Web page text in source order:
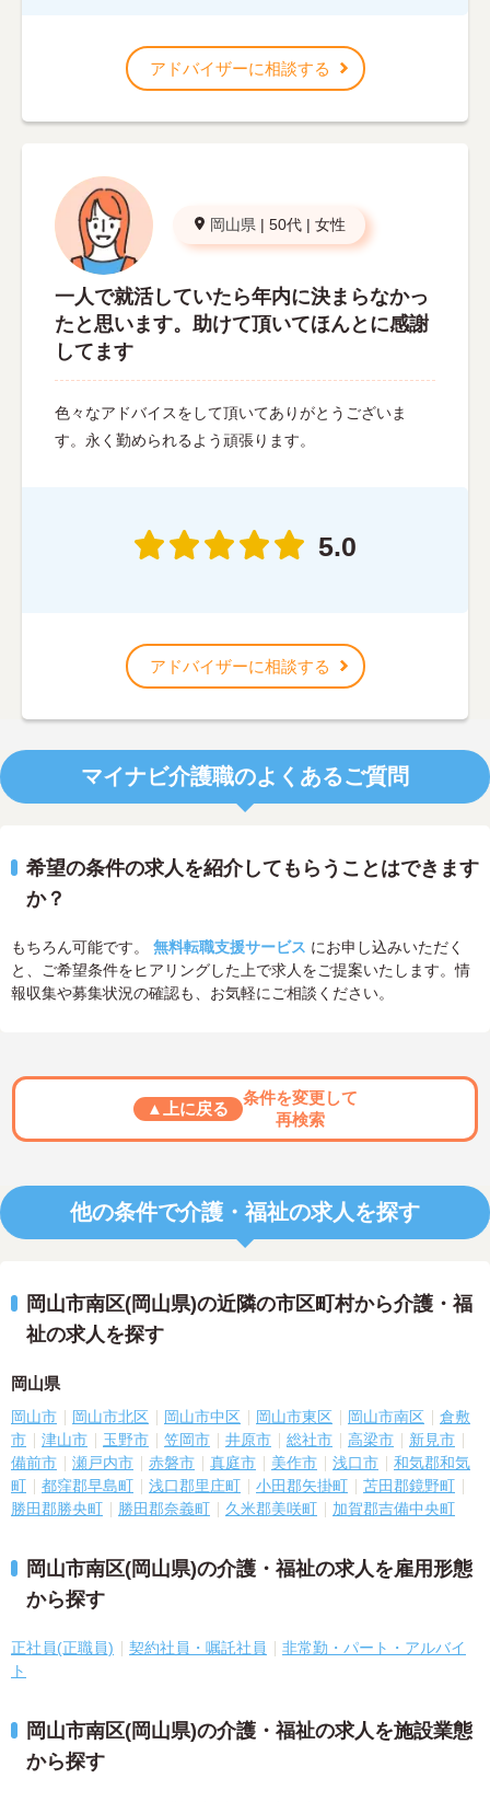
アドバイザーに相談する
岡山県 | 50代 | 女性
一人で就活していたら年内に決まらなかっ
たと思います。助けて頂いてほんとに感謝
してます
色々なアドバイスをして頂いてありがとうございま
す。永く勤められるよう頑張ります。
5.0
アドバイザーに相談する
マイナビ介護職のよくあるご質問
希望の条件の求人を紹介してもらうことはできます
か？
もちろん可能です。 無料転職支援サービス にお申し込みいただく
と、ご希望条件をヒアリングした上で求人をご提案いたします。情
報収集や募集状況の確認も、お気軽にご相談ください。
▲上に戻る
条件を変更して
再検索
他の条件で介護・福祉の求人を探す
岡山市南区(岡山県)の近隣の市区町村から介護・福
祉の求人を探す
岡山県
岡山市 岡山市北区 岡山市中区 岡山市東区 岡山市南区
倉敷
市
津山市 玉野市 笠岡市 井原市 総社市 高梁市
新見市
備前市
瀬戸内市 赤磐市 真庭市 美作市 浅口市
和気郡和気
町
都窪郡早島町 浅口郡里庄町 小田郡矢掛町
苫田郡鏡野町
勝田郡勝央町
勝田郡奈義町 久米郡美咲町 加賀郡吉備中央町
岡山市南区(岡山県)の介護・福祉の求人を雇用形態
から探す
正社員(正職員) 契約社員・嘱託社員
非常勤・パート・アルバイ
ト
岡山市南区(岡山県)の介護・福祉の求人を施設業態
から探す